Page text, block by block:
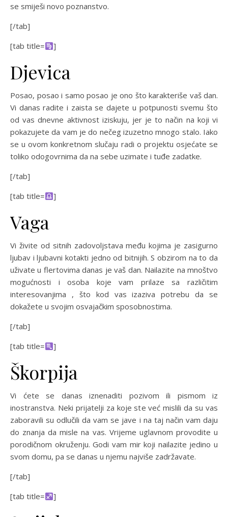
se smiješi novo poznanstvo.
[/tab]
[tab title=
]
Djevica
Posao, posao i samo posao je ono što karakteriše vaš dan.
Vi danas radite i zaista se dajete u potpunosti svemu što
od vas dnevne aktivnost iziskuju, jer je to način na koji vi
pokazujete da vam je do nečeg izuzetno mnogo stalo. Iako
se u ovom konkretnom slučaju radi o projektu osjećate se
toliko odogovrnima da na sebe uzimate i tuđe zadatke.
[/tab]
[tab title=
]
Vaga
Vi živite od sitnih zadovoljstava među kojima je zasigurno
ljubav i ljubavni kotakti jedno od bitnijih. S obzirom na to da
uživate u flertovima danas je vaš dan. Nailazite na mnoštvo
mogućnosti i osoba koje vam prilaze sa različitim
interesovanjima , što kod vas izaziva potrebu da se
dokažete u svojim osvajačkim sposobnostima.
[/tab]
[tab title=
]
Škorpija
Vi ćete se danas iznenaditi pozivom ili pismom iz
inostranstva. Neki prijatelji za koje ste već mislili da su vas
zaboravili su odlučili da vam se jave i na taj način vam daju
do znanja da misle na vas. Vrijeme uglavnom provodite u
porodičnom okruženju. Godi vam mir koji nailazite jedino u
svom domu, pa se danas u njemu najviše zadržavate.
[/tab]
[tab title=
]